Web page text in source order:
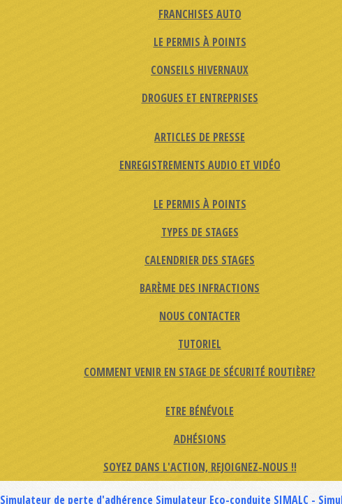
FRANCHISES AUTO
LE PERMIS À POINTS
CONSEILS HIVERNAUX
DROGUES ET ENTREPRISES
ARTICLES DE PRESSE
ENREGISTREMENTS AUDIO ET VIDÉO
LE PERMIS À POINTS
TYPES DE STAGES
CALENDRIER DES STAGES
BARÈME DES INFRACTIONS
NOUS CONTACTER
TUTORIEL
COMMENT VENIR EN STAGE DE SÉCURITÉ ROUTIÈRE?
ETRE BÉNÉVOLE
ADHÉSIONS
SOYEZ DANS L'ACTION, REJOIGNEZ-NOUS !!
Simulateur de perte d'adhérence Simulateur Eco-conduite SIMALC -